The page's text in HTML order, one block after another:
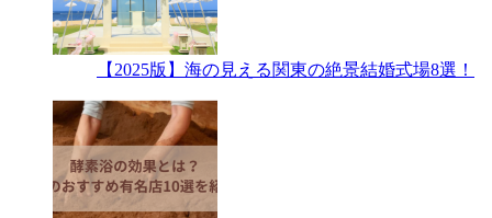
【2025版】海の見える関東の絶景結婚式場8選！